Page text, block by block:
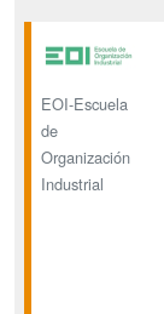
EOI-Escuela
de
Organización
Industrial